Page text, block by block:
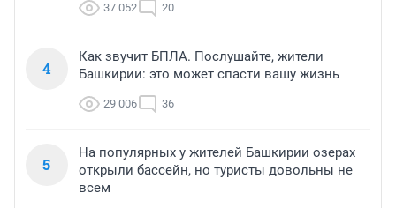
37 052 20
4
Как звучит БПЛА. Послушайте, жители
Башкирии: это может спасти вашу жизнь
29 006 36
5
На популярных у жителей Башкирии озерах
открыли бассейн, но туристы довольны не
всем